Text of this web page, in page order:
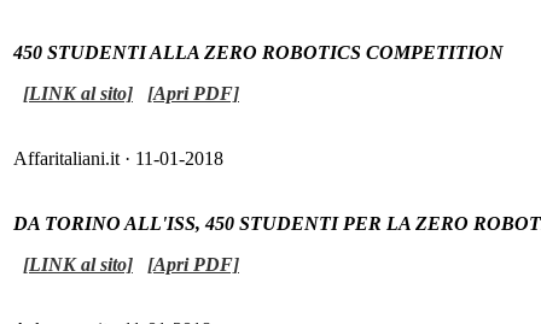
450 STUDENTI ALLA ZERO ROBOTICS COMPETITION
[LINK al sito]
[Apri PDF]
Affaritaliani.it · 11-01-2018
DA TORINO ALL'ISS, 450 STUDENTI PER LA ZERO
[LINK al sito]
[Apri PDF]